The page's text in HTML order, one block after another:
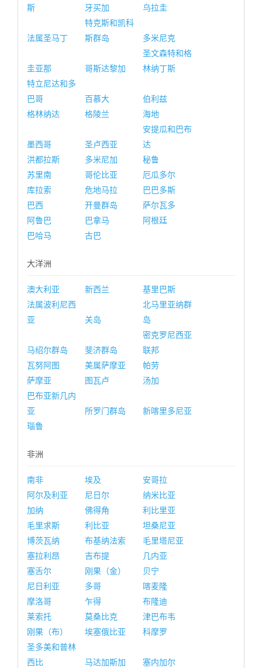
斯
牙买加 乌拉圭
法属圣马丁
特克斯和凯科
斯群岛
多米尼克
圭亚那 哥斯达黎加
圣文森特和格
林纳丁斯
特立尼达和多
巴哥
百慕大
伯利兹
格林纳达
格陵兰 海地
墨西哥 圣卢西亚
安提瓜和巴布
达
洪都拉斯
多米尼加
秘鲁
苏里南
哥伦比亚
厄瓜多尔
库拉索
危地马拉
巴巴多斯
巴西
开曼群岛
萨尔瓦多
阿鲁巴
巴拿马
阿根廷
巴哈马
古巴
大洋洲
澳大利亚 新西兰
基里巴斯
法属波利尼西
亚
关岛
北马里亚纳群
岛
马绍尔群岛 斐济群岛
密克罗尼西亚
联邦
瓦努阿图
美属萨摩亚
帕劳
萨摩亚
图瓦卢
汤加
巴布亚新几内
亚
所罗门群岛
新喀里多尼亚
瑙鲁
非洲
南非 埃及
安哥拉
阿尔及利亚
尼日尔
纳米比亚
加纳
佛得角
利比里亚
毛里求斯
利比亚
坦桑尼亚
博茨瓦纳
布基纳法索
毛里塔尼亚
塞拉利昂
吉布提
几内亚
塞舌尔
刚果（金）
贝宁
尼日利亚
多哥
喀麦隆
摩洛哥
乍得
布隆迪
莱索托
莫桑比克
津巴布韦
刚果（布）
埃塞俄比亚
科摩罗
圣多美和普林
西比
马达加斯加 塞内加尔